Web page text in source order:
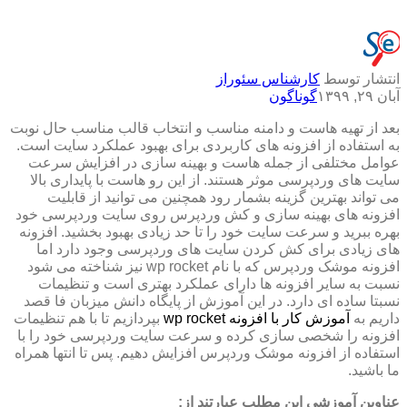
انتشار توسط کارشناس سئوراز
آبان ۲۹, ۱۳۹۹
گوناگون
بعد از تهیه هاست و دامنه مناسب و انتخاب قالب مناسب حال نوبت
به استفاده از افزونه های کاربردی برای بهبود عملکرد سایت است.
عوامل مختلفی از جمله هاست و بهینه سازی در افزایش سرعت
سایت های وردپرسی موثر هستند. از این رو هاست با پایداری بالا
می تواند بهترین گزینه بشمار رود همچنین می توانید از قابلیت
افزونه های بهینه سازی و کش وردپرس روی سایت وردپرسی خود
بهره ببرید و سرعت سایت خود را تا حد زیادی بهبود بخشید. افزونه
های زیادی برای کش کردن سایت های وردپرسی وجود دارد اما
افزونه موشک وردپرس که با نام wp rocket نیز شناخته می شود
نسبت به سایر افزونه ها دارای عملکرد بهتری است و تنظیمات
نسبتا ساده ای دارد. در این آموزش از پایگاه دانش میزبان‌ فا قصد
داریم به آموزش کار با افزونه wp rocket
بپردازیم تا با هم تنظیمات
افزونه را شخصی سازی کرده و سرعت سایت وردپرسی خود را با
استفاده از افزونه موشک وردپرس افزایش دهیم. پس تا انتها همراه
ما باشید.
عناوین آموزشی این مطلب عبارتند از: